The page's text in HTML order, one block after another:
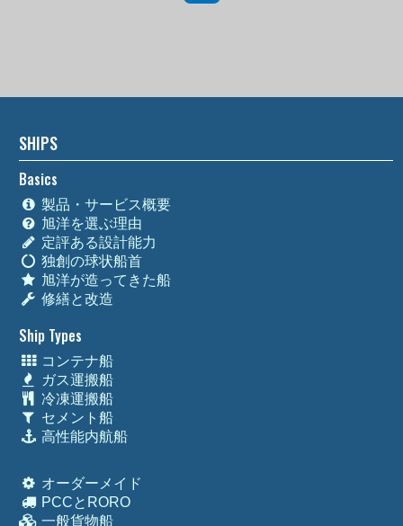
SHIPS
Basics
製品・サービス概要
旭洋を選ぶ理由
定評ある設計能力
独創の球状船首
旭洋が造ってきた船
修繕と改造
Ship Types
コンテナ船
ガス運搬船
冷凍運搬船
セメント船
高性能内航船
オーダーメイド
PCCとRORO
一般貨物船